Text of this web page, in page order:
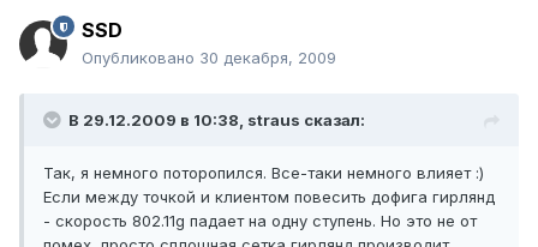
SSD
Опубликовано 30 декабря, 2009
В 29.12.2009 в 10:38, straus сказал:
Так, я немного поторопился. Все-таки немного влияет :)
Если между точкой и клиентом повесить дофига гирлянд
- скорость 802.11g падает на одну ступень. Но это не от